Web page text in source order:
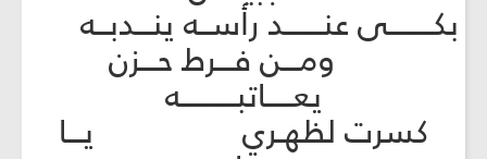
بكــــــــى عنـــــــد رأســه ينـــدبــه
ومـــن فـــرط حـــزن
يعـــــاتبــــــــــه
كسرت لظهـري يـــا